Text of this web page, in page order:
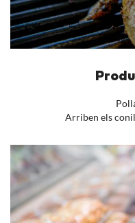
Arriben els